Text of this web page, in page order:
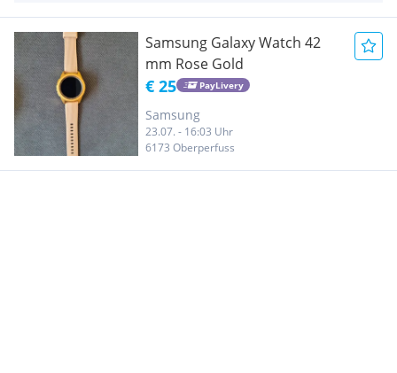
Samsung Galaxy Watch 42
mm Rose Gold
€ 25 PayLivery
Samsung
23.07. - 16:03 Uhr
6173 Oberperfuss